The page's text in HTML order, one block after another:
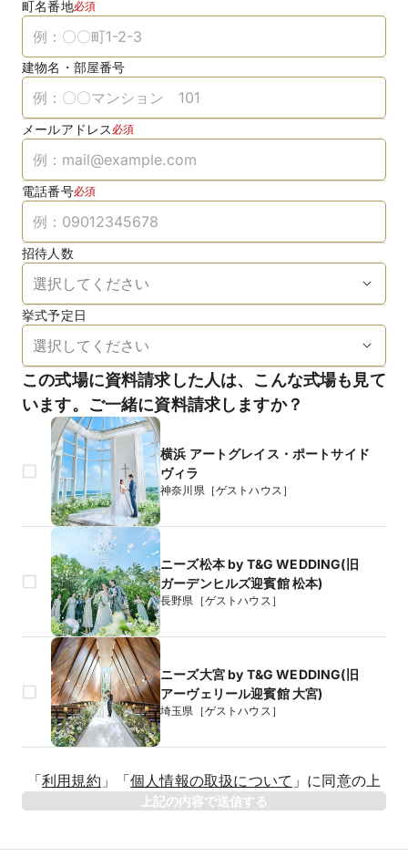
町名番地必須
建物名・部屋番号
メールアドレス 必須
電話番号必須
招待人数
挙式予定日
この式場に資料請求した人は、こんな式場も見て
います。ご一緒に資料請求しますか？
横浜 アートグレイス・ポートサイド
ヴィラ
神奈川県［ゲストハウス］
ニーズ松本 by T&G WEDDING(旧
ガーデンヒルズ迎賓館 松本)
長野県［ゲストハウス］
ニーズ大宮 by T&G WEDDING(旧
アーヴェリール迎賓館 大宮)
埼玉県［ゲストハウス］
年
「利用規約 」 「個人情報の取扱について 」 に同意の上
上記の内容で送信する